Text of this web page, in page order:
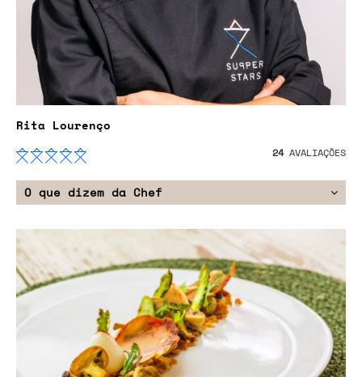
Rita Lourenço
24AVALIAÇÕES
O que dizem da Chef